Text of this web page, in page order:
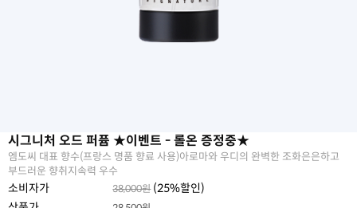
시그니처 오드 퍼퓸 ★이벤트 - 롤온 증정중★
엠도씨 대표 향수(프랑스 명품 향료 사용)아로마와 우디의 완벽한 조화은은하고
부드러운 향취지속력 우수
소비자가 38,000원 (25%할인)